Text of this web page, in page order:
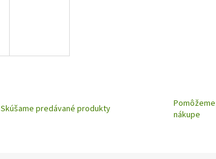
Skúšame predávané produkty
nákupe